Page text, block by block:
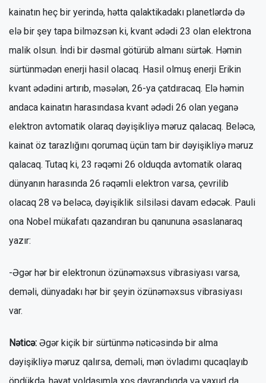
kainatın heç bir yerində, hətta qalaktikadakı planetlərdə də
elə bir şey tapa bilməzsən ki, kvant ədədi 23 olan elektrona
malik olsun. İndi bir dəsmal götürüb almanı sürtək. Həmin
sürtünmədən enerji hasil olacaq. Hasil olmuş enerji Erikin
kvant ədədini artırıb, məsələn, 26-ya çatdıracaq. Elə həmin
andaca kainatın harasındasa kvant ədədi 26 olan yeganə
elektron avtomatik olaraq dəyişikliyə məruz qalacaq. Beləcə,
kainat öz tarazlığını qorumaq üçün tam bir dəyişikliyə məruz
qalacaq. Tutaq ki, 23 rəqəmi 26 olduqda avtomatik olaraq
dünyanın harasında 26 rəqəmli elektron varsa, çevrilib
olacaq 28 və beləcə, dəyişiklik silsiləsi davam edəcək. Pauli
ona Nobel mükafatı qazandıran bu qanununa əsaslanaraq
yazır:
-Əgər hər bir elektronun özünəməxsus vibrasiyası varsa,
deməli, dünyadakı hər bir şeyin özünəməxsus vibrasiyası
var.
Nəticə: Əgər kiçik bir sürtünmə nəticəsində bir alma
dəyişikliyə məruz qalırsa, deməli, mən övladımı qucaqlayıb